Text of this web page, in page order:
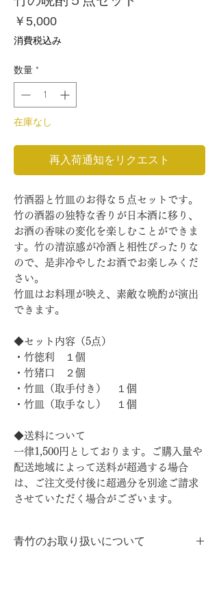
￥5,000価
格
消費税込み
数量 *
在庫なし
再入荷通知をリクエスト
竹酒器と竹皿のお得な５点セットです。
竹の酒器の独特な香りが日本酒に移り、
お酒の香味の変化を楽しむことができま
す。竹の清涼感が冷酒と相性ぴったりな
ので、是非冷やしたお酒でお楽しみくだ
さい。
竹皿はお料理が映え、素敵な晩酌が演出
できます。
◆セット内容（5点）
・竹徳利 １個
・竹猪口 ２個
・竹皿（取手付き） １個
・竹皿（取手なし） １個
◆送料について
一律1,500円としております。ご購入量や
配送地域によって送料が超過する場合
は、ご注文受付後に超過分を別途ご請求
させていただく場合がございます。
青竹のお取り扱いについて